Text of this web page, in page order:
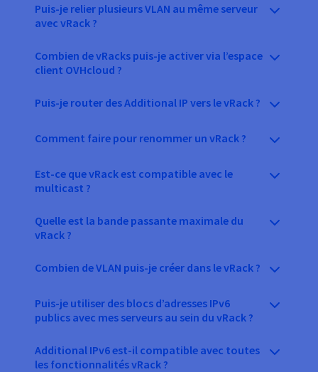
Puis-je relier plusieurs VLAN au même serveur
avec vRack ?
Combien de vRacks puis-je activer via l’espace
client OVHcloud ?
Puis-je router des Additional IP vers le vRack ?
Comment faire pour renommer un vRack ?
Est-ce que vRack est compatible avec le
multicast ?
Quelle est la bande passante maximale du
vRack ?
Combien de VLAN puis-je créer dans le vRack ?
Puis-je utiliser des blocs d’adresses IPv6
publics avec mes serveurs au sein du vRack ?
Additional IPv6 est-il compatible avec toutes
les fonctionnalités vRack ?